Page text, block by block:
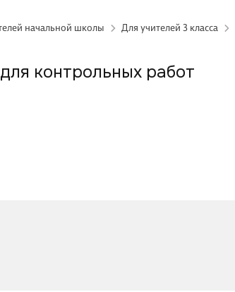
начальной школы Для учителей 3 класса
контрольных работ